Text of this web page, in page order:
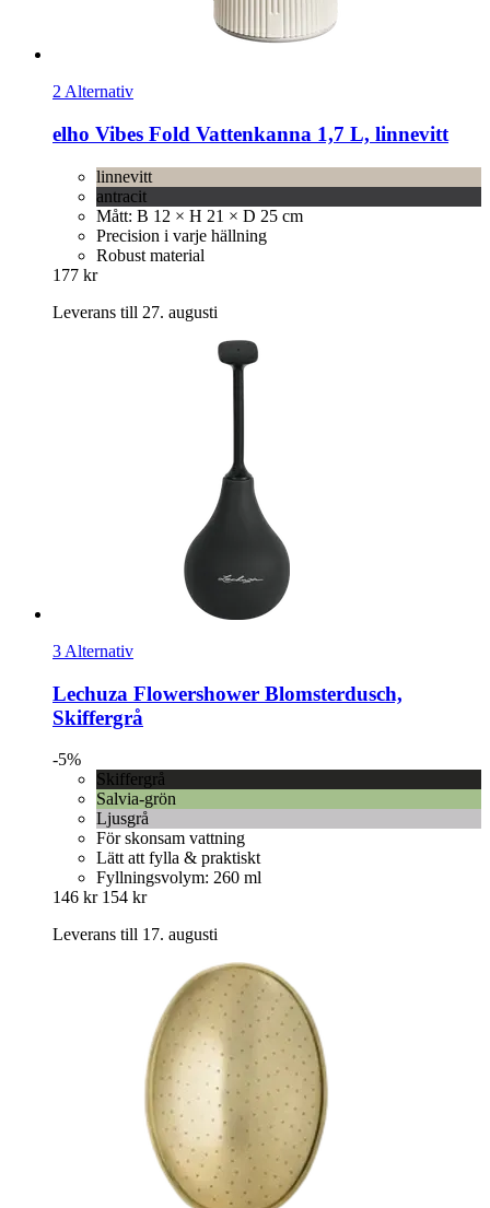
2 Alternativ
elho Vibes Fold Vattenkanna 1,7 L, linnevitt
linnevitt
antracit
Mått: B 12 × H 21 × D 25 cm
Precision i varje hällning
Robust material
177 kr
Leverans till 27. augusti
3 Alternativ
Lechuza Flowershower Blomsterdusch,
Skiffergrå
-5%
Skiffergrå
Salvia-grön
Ljusgrå
För skonsam vattning
Lätt att fylla & praktiskt
Fyllningsvolym: 260 ml
146 kr 154 kr
Leverans till 17. augusti